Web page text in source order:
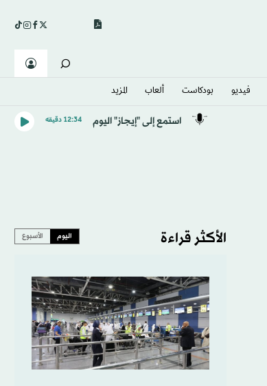
فيديو بودكاست ألعاب المزيد
استمع إلى "إيجاز" اليوم 12:34 دقيقه
الأكثر قراءة اليوم الأسبوع